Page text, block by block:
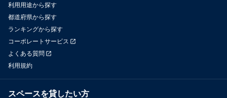
利用用途から探す
都道府県から探す
ランキングから探す
コーポレートサービス
よくある質問
利用規約
スペースを貸したい方